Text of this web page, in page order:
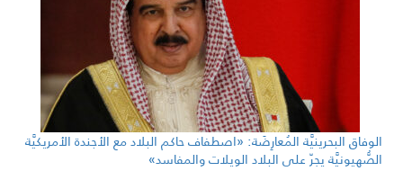
الوفاق البحرينيَّة المُعارِضَة: «اصطفاف حاكم البلاد مع الأجندة الأمريكيَّة
الصُّهيونيَّة يجرّ على البلاد الويلات والمفاسد»